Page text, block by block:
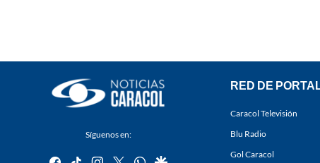
Síguenos en:
facebook
tiktok instagram
twitterwhatsapp
google
RED DE
Caracol Televisión
Blu Radio
Gol Caracol